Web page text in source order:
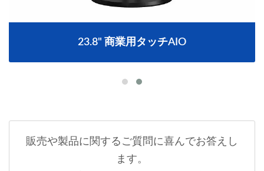
23.8" 商業用タッチAIO
販売や製品に関するご質問に喜んでお答えし
ます。